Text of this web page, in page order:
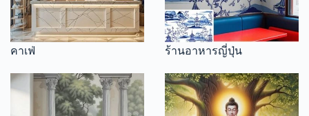
คาเฟ่ ร้านอาหารญี่ปุ่น